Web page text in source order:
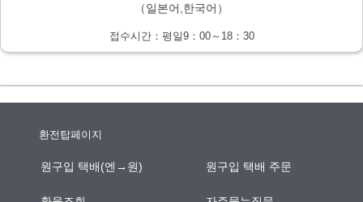
쿠키나 web표시등을 통하여,본인이 쉽사리 인식하지 못하는 방법을 통
한 개인정보의 습득은 하지 않습니다.
（일본어,한국어）
접수시간：평일9：00～18：30
환전탑페이지
원구입 택배(엔→원) 원구입 택배 주문